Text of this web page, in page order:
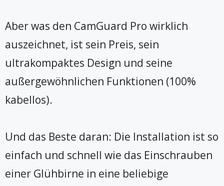
Aber was den CamGuard Pro wirklich
auszeichnet, ist sein Preis, sein
ultrakompaktes Design und seine
außergewöhnlichen Funktionen (100%
kabellos).
Und das Beste daran: Die Installation ist so
einfach und schnell wie das Einschrauben
einer Glühbirne in eine beliebige